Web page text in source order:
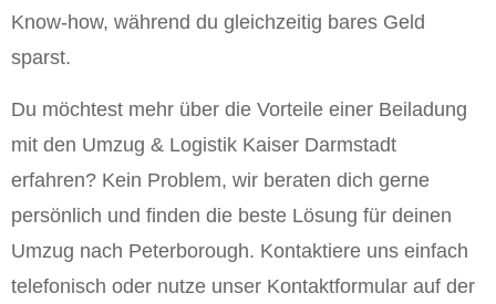
Know-how, während du gleichzeitig bares Geld
sparst.
Du möchtest mehr über die Vorteile einer Beiladung
mit den Umzug & Logistik Kaiser Darmstadt
erfahren? Kein Problem, wir beraten dich gerne
persönlich und finden die beste Lösung für deinen
Umzug nach Peterborough. Kontaktiere uns einfach
telefonisch oder nutze unser Kontaktformular auf der